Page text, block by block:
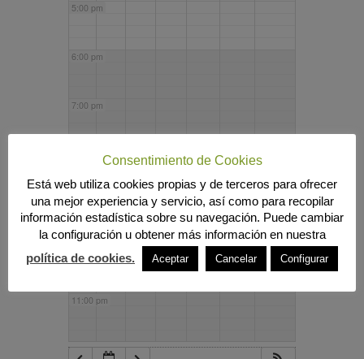
5:00 pm
6:00 pm
7:00 pm
9:00 pm
10:00 pm
11:00 pm
Consentimiento de Cookies
Está web utiliza cookies propias y de terceros para ofrecer
una mejor experiencia y servicio, así como para recopilar
información estadística sobre su navegación. Puede cambiar
la configuración u obtener más información en nuestra
política de cookies.
Aceptar Cancelar Configurar